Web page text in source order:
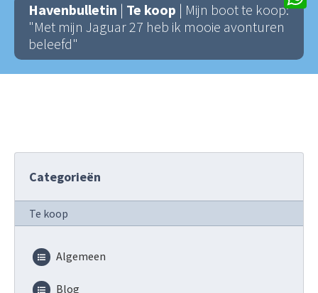
Havenbulletin | Te koop | Mijn boot te koop:
"Met mijn Jaguar 27 heb ik mooie avonturen
beleefd"
Categorieën
Te koop
Algemeen
Blog